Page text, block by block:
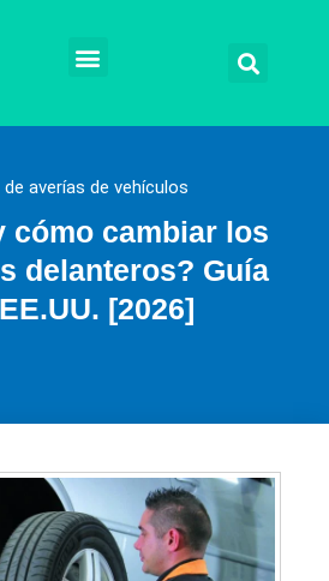
averías de vehículos
cómo cambiar los
delanteros? Guía
[2026]